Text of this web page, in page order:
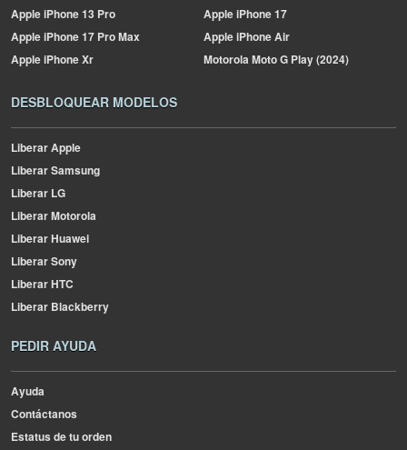
AppleiPhone 13 Pro AppleiPhone 17
AppleiPhone 17 Pro Max AppleiPhone Air
AppleiPhone Xr MotorolaMoto G Play (2024)
DESBLOQUEAR MODELOS
Liberar Apple
Liberar Samsung
Liberar LG
Liberar Motorola
Liberar Huawei
Liberar Sony
Liberar HTC
Liberar Blackberry
PEDIR AYUDA
Ayuda
Contáctanos
Estatus de tu orden